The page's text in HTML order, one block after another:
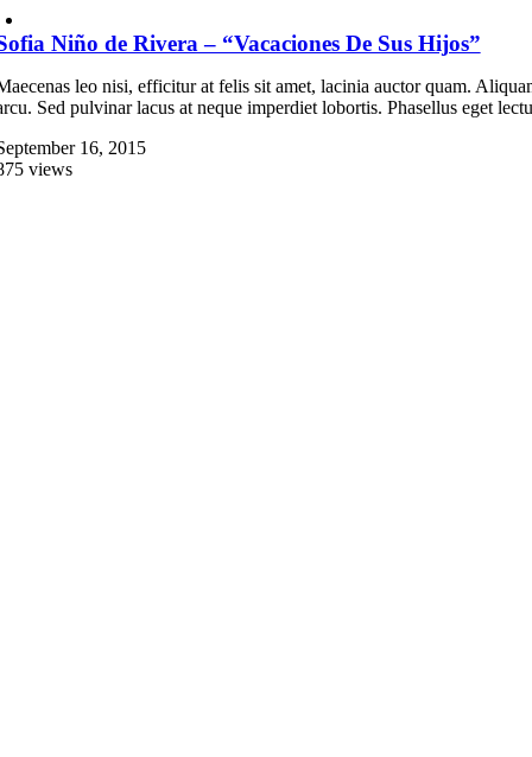
Niño de Rivera – “Vacaciones De Sus Hijos”
leo nisi, efficitur at felis sit amet, lacinia auctor quam.
Sed pulvinar lacus at neque imperdiet lobortis. Phasellus eget
16, 2015
views